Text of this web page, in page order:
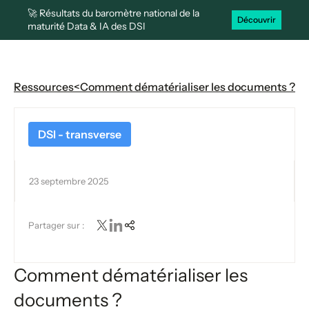
🚀 Résultats du baromètre national de la
maturité Data & IA des DSI
Découvrir
Ressources<Comment dématérialiser les documents ?
DSI - transverse
23 septembre 2025
Partager sur :
Comment dématérialiser les
documents ?